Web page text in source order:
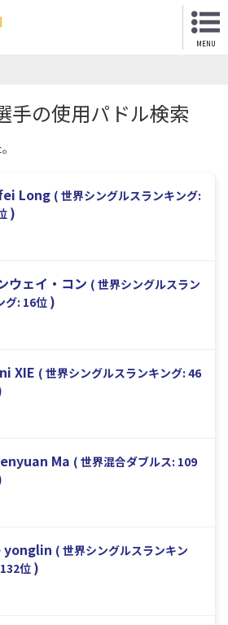
MENU
手の使用パドル検索
Long ( 世界シングルスランキング:
)
ウェイ・コン ( 世界シングルスラン
グ: 16位)
XIE ( 世界シングルスランキング: 46
Ma ( 世界混合ダブルス: 109
yonglin ( 世界シングルスランキン
位)